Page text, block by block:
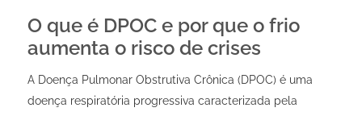
O que é DPOC e por que o frio
aumenta o risco de crises
A Doença Pulmonar Obstrutiva Crônica (DPOC) é uma
doença respiratória progressiva caracterizada pela